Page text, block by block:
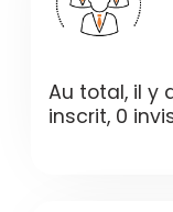
Au total, il y
inscrit, 0